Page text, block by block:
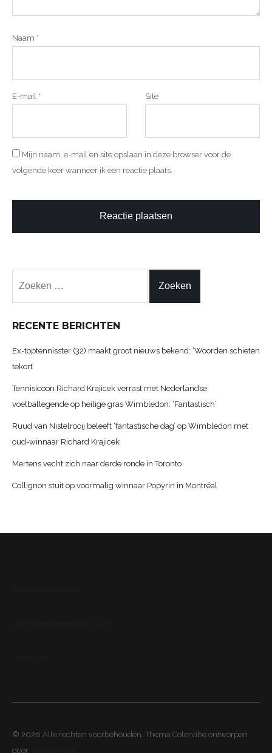
Naam *
E-mail * Site
Mijn naam, e-mail en site opslaan in deze browser voor de
volgende keer wanneer ik een reactie plaats.
RECENTE BERICHTEN
Ex-toptennisster (32) maakt groot nieuws bekend: ‘Woorden schieten
tekort’
Tennisicoon Richard Krajicek verrast met Nederlandse
voetballegende op heilige gras Wimbledon: ‘Fantastisch’
Ruud van Nistelrooij beleeft ‘fantastische dag’ op Wimbledon met
oud-winnaar Richard Krajicek
Mertens vecht zich naar derde ronde in Toronto
Collignon stuit op voormalig winnaar Popyrin in Montréal
© 2026 Alle rechten voorbehouden. Thema Colorvibe ontworpen
door